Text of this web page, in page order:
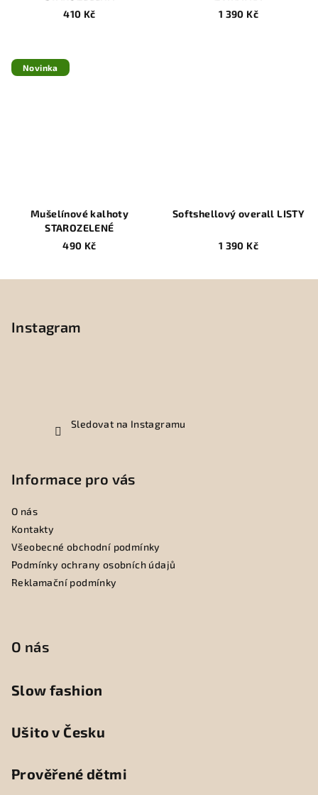
410 Kč
1 390 Kč
Novinka
Mušelínové kalhoty
STAROZELENÉ
490 Kč
Softshellový overall LISTY
1 390 Kč
Instagram
Sledovat na Instagramu
Informace pro vás
O nás
Kontakty
Všeobecné obchodní podmínky
Podmínky ochrany osobních údajů
Reklamační podmínky
O nás
Slow fashion
Ušito v Česku
Prověřené dětmi